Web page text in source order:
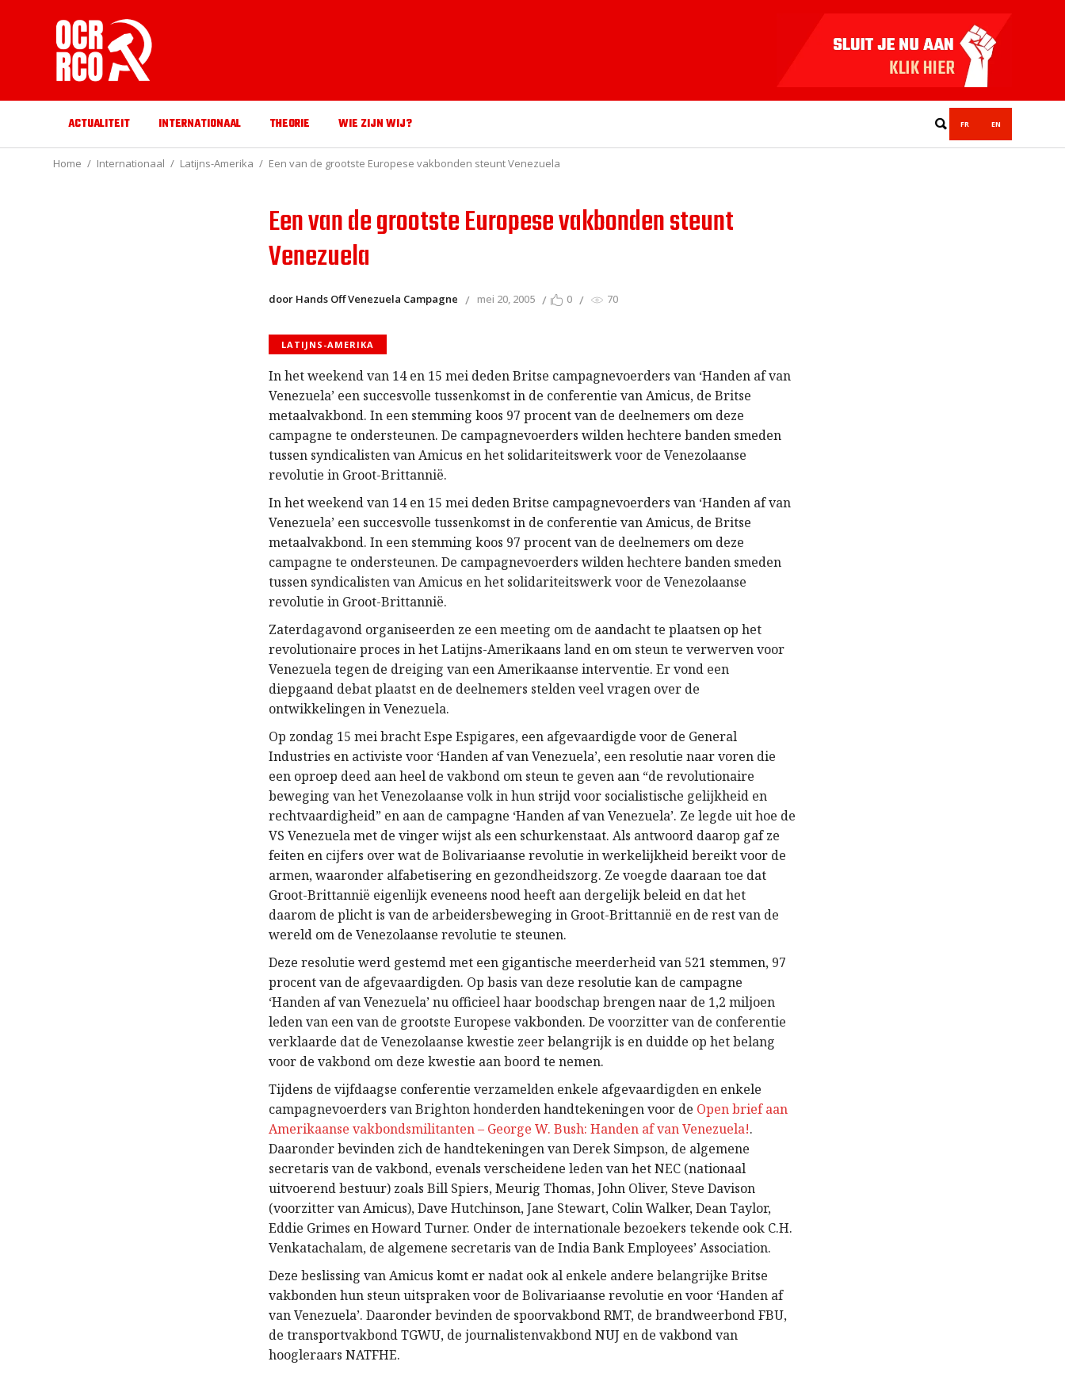
ACTUALITEIT INTERNATIONAAL THEORIE WIE ZIJN WIJ? FR EN
Home Internationaal Latijns-Amerika Een van de grootste Europese vakbonden steunt Venezuela
Een van de grootste Europese vakbonden steunt
Venezuela
door Hands Off Venezuela Campagne mei 20, 2005 0 70
LATIJNS-AMERIKA
In het weekend van 14 en 15 mei deden Britse campagnevoerders van ‘Handen af van
Venezuela’ een succesvolle tussenkomst in de conferentie van Amicus, de Britse
metaalvakbond. In een stemming koos 97 procent van de deelnemers om deze
campagne te ondersteunen. De campagnevoerders wilden hechtere banden smeden
tussen syndicalisten van Amicus en het solidariteitswerk voor de Venezolaanse
revolutie in Groot-Brittannië.
In het weekend van 14 en 15 mei deden Britse campagnevoerders van ‘Handen af van
Venezuela’ een succesvolle tussenkomst in de conferentie van Amicus, de Britse
metaalvakbond. In een stemming koos 97 procent van de deelnemers om deze
campagne te ondersteunen. De campagnevoerders wilden hechtere banden smeden
tussen syndicalisten van Amicus en het solidariteitswerk voor de Venezolaanse
revolutie in Groot-Brittannië.
Zaterdagavond organiseerden ze een meeting om de aandacht te plaatsen op het
revolutionaire proces in het Latijns-Amerikaans land en om steun te verwerven voor
Venezuela tegen de dreiging van een Amerikaanse interventie. Er vond een
diepgaand debat plaatst en de deelnemers stelden veel vragen over de
ontwikkelingen in Venezuela.
Op zondag 15 mei bracht Espe Espigares, een afgevaardigde voor de General
Industries en activiste voor ‘Handen af van Venezuela’, een resolutie naar voren die
een oproep deed aan heel de vakbond om steun te geven aan “de revolutionaire
beweging van het Venezolaanse volk in hun strijd voor socialistische gelijkheid en
rechtvaardigheid” en aan de campagne ‘Handen af van Venezuela’. Ze legde uit hoe de
VS Venezuela met de vinger wijst als een schurkenstaat. Als antwoord daarop gaf ze
feiten en cijfers over wat de Bolivariaanse revolutie in werkelijkheid bereikt voor de
armen, waaronder alfabetisering en gezondheidszorg. Ze voegde daaraan toe dat
Groot-Brittannië eigenlijk eveneens nood heeft aan dergelijk beleid en dat het
daarom de plicht is van de arbeidersbeweging in Groot-Brittannië en de rest van de
wereld om de Venezolaanse revolutie te steunen.
Deze resolutie werd gestemd met een gigantische meerderheid van 521 stemmen, 97
procent van de afgevaardigden. Op basis van deze resolutie kan de campagne
‘Handen af van Venezuela’ nu officieel haar boodschap brengen naar de 1,2 miljoen
leden van een van de grootste Europese vakbonden. De voorzitter van de conferentie
verklaarde dat de Venezolaanse kwestie zeer belangrijk is en duidde op het belang
voor de vakbond om deze kwestie aan boord te nemen.
Tijdens de vijfdaagse conferentie verzamelden enkele afgevaardigden en enkele
campagnevoerders van Brighton honderden handtekeningen voor de Open brief aan
Amerikaanse vakbondsmilitanten – George W. Bush: Handen af van Venezuela!.
Daaronder bevinden zich de handtekeningen van Derek Simpson, de algemene
secretaris van de vakbond, evenals verscheidene leden van het NEC (nationaal
uitvoerend bestuur) zoals Bill Spiers, Meurig Thomas, John Oliver, Steve Davison
(voorzitter van Amicus), Dave Hutchinson, Jane Stewart, Colin Walker, Dean Taylor,
Eddie Grimes en Howard Turner. Onder de internationale bezoekers tekende ook C.H.
Venkatachalam, de algemene secretaris van de India Bank Employees’ Association.
Deze beslissing van Amicus komt er nadat ook al enkele andere belangrijke Britse
vakbonden hun steun uitspraken voor de Bolivariaanse revolutie en voor ‘Handen af
van Venezuela’. Daaronder bevinden de spoorvakbond RMT, de brandweerbond FBU,
de transportvakbond TGWU, de journalistenvakbond NUJ en de vakbond van
hoogleraars NATFHE.